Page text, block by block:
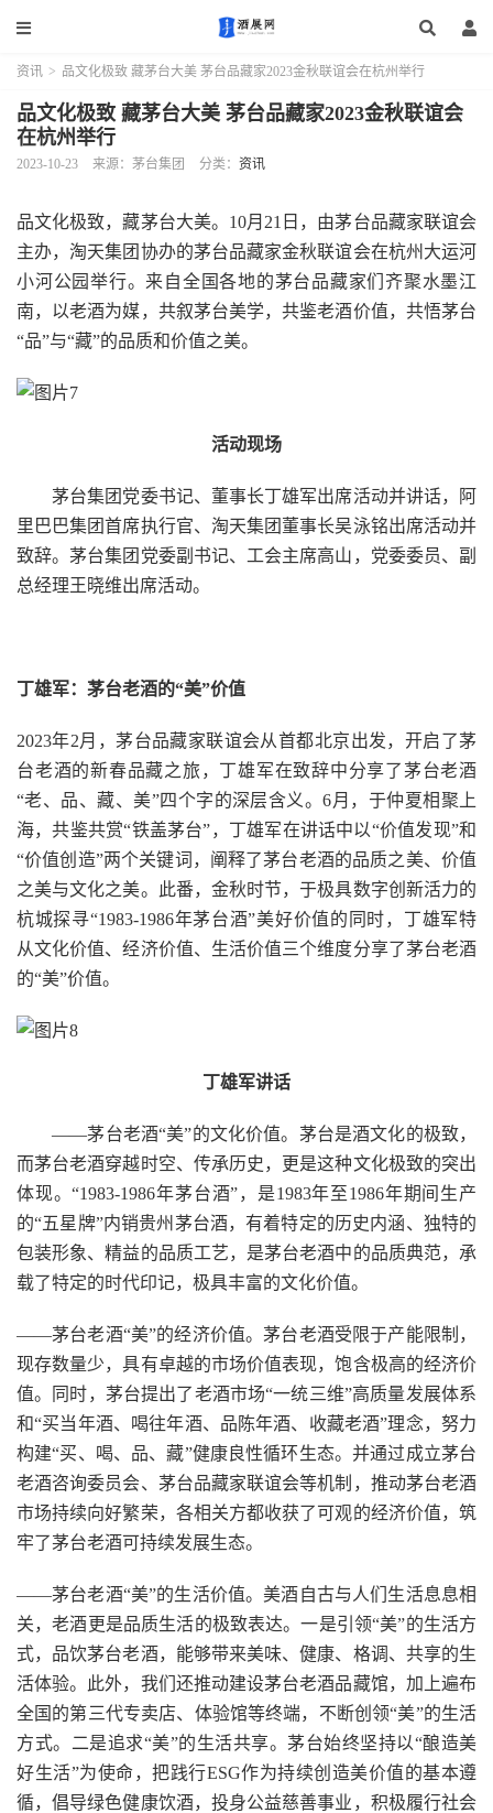
资讯 > 品文化极致 藏茅台大美 茅台品藏家2023金秋联谊会在杭州举行
品文化极致 藏茅台大美 茅台品藏家2023金秋联谊会
在杭州举行
2023-10-23 来源：茅台集团 分类： 资讯
品文化极致，藏茅台大美。10月21日，由茅台品藏家联谊会
主办，淘天集团协办的茅台品藏家金秋联谊会在杭州大运河
小河公园举行。来自全国各地的茅台品藏家们齐聚水墨江
南，以老酒为媒，共叙茅台美学，共鉴老酒价值，共悟茅台
“品”与“藏”的品质和价值之美。
活动现场
茅台集团党委书记、董事长丁雄军出席活动并讲话，阿
里巴巴集团首席执行官、淘天集团董事长吴泳铭出席活动并
致辞。茅台集团党委副书记、工会主席高山，党委委员、副
总经理王晓维出席活动。
丁雄军：茅台老酒的“美”价值
2023年2月，茅台品藏家联谊会从首都北京出发，开启了茅
台老酒的新春品藏之旅，丁雄军在致辞中分享了茅台老酒
“老、品、藏、美”四个字的深层含义。6月，于仲夏相聚上
海，共鉴共赏“铁盖茅台”，丁雄军在讲话中以“价值发现”和
“价值创造”两个关键词，阐释了茅台老酒的品质之美、价值
之美与文化之美。此番，金秋时节，于极具数字创新活力的
杭城探寻“1983-1986年茅台酒”美好价值的同时，丁雄军特
从文化价值、经济价值、生活价值三个维度分享了茅台老酒
的“美”价值。
丁雄军讲话
——茅台老酒“美”的文化价值。茅台是酒文化的极致，
而茅台老酒穿越时空、传承历史，更是这种文化极致的突出
体现。“1983-1986年茅台酒”，是1983年至1986年期间生产
的“五星牌”内销贵州茅台酒，有着特定的历史内涵、独特的
包装形象、精益的品质工艺，是茅台老酒中的品质典范，承
载了特定的时代印记，极具丰富的文化价值。
——茅台老酒“美”的经济价值。茅台老酒受限于产能限制，
现存数量少，具有卓越的市场价值表现，饱含极高的经济价
值。同时，茅台提出了老酒市场“一统三维”高质量发展体系
和“买当年酒、喝往年酒、品陈年酒、收藏老酒”理念，努力
构建“买、喝、品、藏”健康良性循环生态。并通过成立茅台
老酒咨询委员会、茅台品藏家联谊会等机制，推动茅台老酒
市场持续向好繁荣，各相关方都收获了可观的经济价值，筑
牢了茅台老酒可持续发展生态。
——茅台老酒“美”的生活价值。美酒自古与人们生活息息相
关，老酒更是品质生活的极致表达。一是引领“美”的生活方
式，品饮茅台老酒，能够带来美味、健康、格调、共享的生
活体验。此外，我们还推动建设茅台老酒品藏馆，加上遍布
全国的第三代专卖店、体验馆等终端，不断创领“美”的生活
方式。二是追求“美”的生活共享。茅台始终坚持以“酿造美
好生活”为使命，把践行ESG作为持续创造美价值的基本遵
循，倡导绿色健康饮酒，投身公益慈善事业，积极履行社会